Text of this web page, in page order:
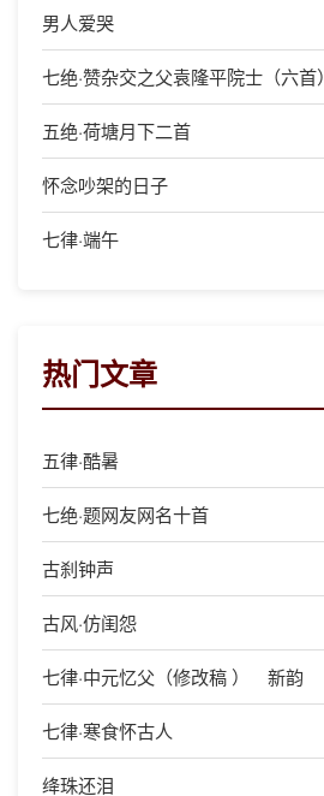
男人爱哭
七绝·赞杂交之父袁隆平院士（六首）
五绝·荷塘月下二首
怀念吵架的日子
七律·端午
热门文章
五律·酷暑
七绝·题网友网名十首
古刹钟声
古风·仿闺怨
七律·中元忆父（修改稿 ） 新韵
七律·寒食怀古人
绛珠还泪